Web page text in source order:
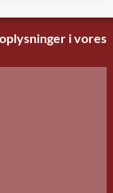
i vores